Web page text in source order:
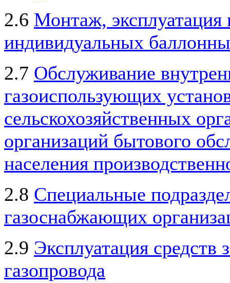
2.6 Монтаж, эксплуатация
индивидуальных
2.7 Обслуживание
газоиспользующих
сельскохозяйственных
организаций бытового
населения
2.8 Специальные
газоснабжающих
2.9 Эксплуатация
газопровода